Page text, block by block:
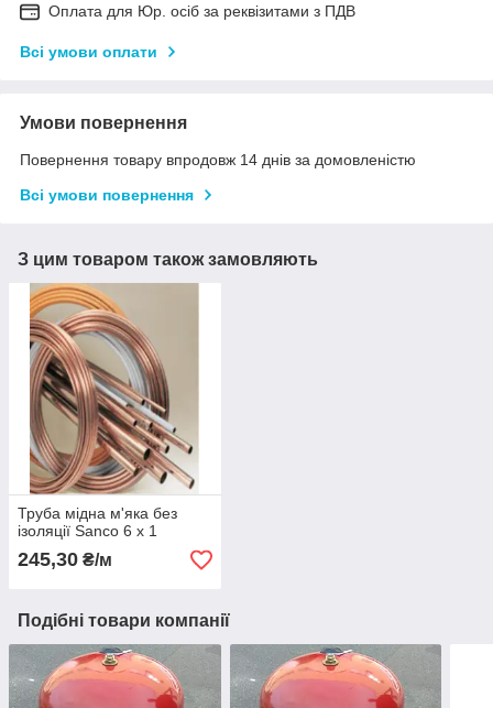
Оплата для Юр. осіб за реквізитами з ПДВ
Всі умови оплати
Умови повернення
Повернення товару впродовж 14 днів за домовленістю
Всі умови повернення
З цим товаром також замовляють
Труба мідна м'яка без
ізоляції Sanco 6 x 1
245,30 ₴/м
Подібні товари компанії